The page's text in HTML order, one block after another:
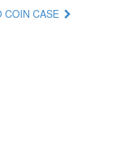
COIN CASE